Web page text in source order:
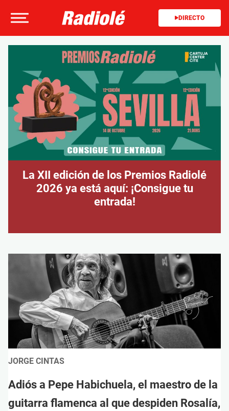
DIRECTO
La XII edición de los Premios Radiolé
2026 ya está aquí: ¡Consigue tu
entrada!
JORGE CINTAS
Adiós a Pepe Habichuela, el maestro de la
guitarra flamenca al que despiden Rosalía,